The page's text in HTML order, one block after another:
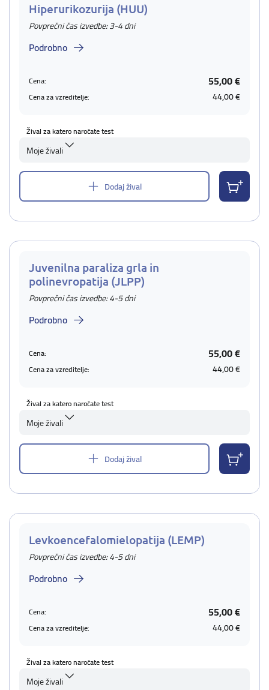
Hiperurikozurija (HUU)
Povprečni čas izvedbe: 3-4 dni
Podrobno
Cena: 55,00 €
Cena za vzreditelje: 44,00 €
Žival za katero naročate test
Moje živali
Dodaj žival
Juvenilna paraliza grla in
polinevropatija (JLPP)
Povprečni čas izvedbe: 4-5 dni
Podrobno
Cena: 55,00 €
Cena za vzreditelje: 44,00 €
Žival za katero naročate test
Moje živali
Dodaj žival
Levkoencefalomielopatija (LEMP)
Povprečni čas izvedbe: 4-5 dni
Podrobno
Cena: 55,00 €
Cena za vzreditelje: 44,00 €
Žival za katero naročate test
Moje živali